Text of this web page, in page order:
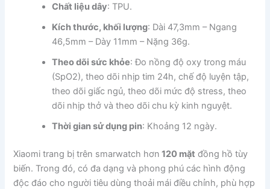
Chất liệu dây: TPU.
Kích thước, khối lượng: Dài 47,3mm – Ngang
46,5mm – Dày 11mm – Nặng 36g.
Theo dõi sức khỏe: Đo nồng độ oxy trong máu
(SpO2), theo dõi nhịp tim 24h, chế độ luyện tập,
theo dõi giấc ngủ, theo dõi mức độ stress, theo
dõi nhịp thở và theo dõi chu kỳ kinh nguyệt.
Thời gian sử dụng pin: Khoảng 12 ngày.
Xiaomi trang bị trên smarwatch hơn 120 mặt đồng hồ tùy
biến. Trong đó, có đa dạng và phong phú các hình động
độc đáo cho người tiêu dùng thoải mái điều chỉnh, phù hợp